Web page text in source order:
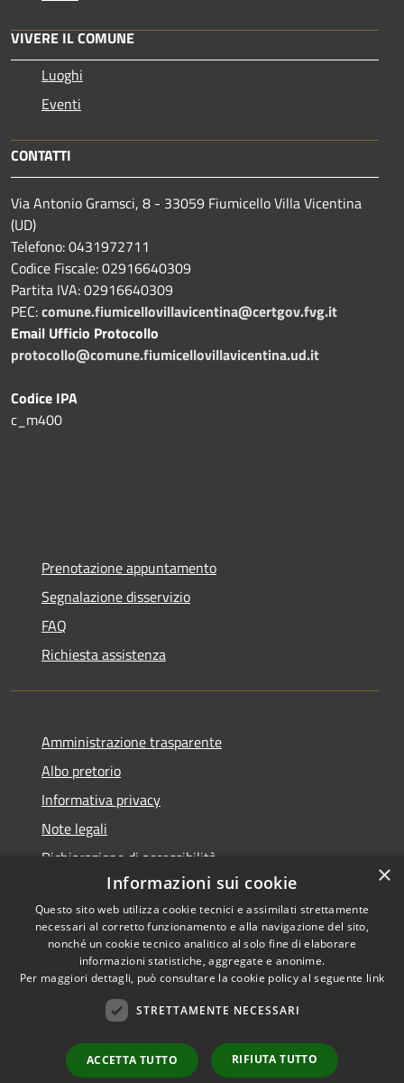
VIVERE IL COMUNE
Luoghi
Eventi
CONTATTI
Via Antonio Gramsci, 8 - 33059 Fiumicello Villa Vicentina
(UD)
Telefono: 0431972711
Codice Fiscale: 02916640309
Partita IVA: 02916640309
PEC:comune.fiumicellovillavicentina@certgov.fvg.it
Email Ufficio Protocollo
protocollo@comune.fiumicellovillavicentina.ud.it
Codice IPA
c_m400
Prenotazione appuntamento
Segnalazione disservizio
FAQ
Richiesta assistenza
Amministrazione trasparente
Albo pretorio
Informativa privacy
Note legali
Dichiarazione di accessibilità
Accessibilità
Privacy
Copyright ©
Comune di Fiumicello Villa
byMunicipium•
×
Informazioni sui cookie
Questo sito web utilizza cookie tecnici e assimilati strettamente
necessari al corretto funzionamento e alla navigazione del sito,
nonché un cookie tecnico analitico al solo fine di elaborare
informazioni statistiche, aggregate e anonime.
Per maggiori dettagli, può consultare la cookie policy al seguente link
STRETTAMENTE NECESSARI
ACCETTA TUTTO RIFIUTA TUTTO